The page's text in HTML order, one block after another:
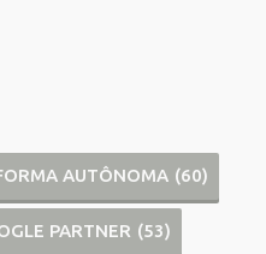
AUTÔNOMA (60)
PARTNER (53)